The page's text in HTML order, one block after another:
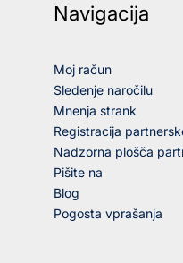
Navigacija
Moj račun
Sledenje naročilu
Mnenja strank
Registracija
Nadzorna plošča
Pišite na
Blog
Pogosta vprašanja